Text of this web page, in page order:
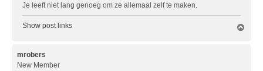
Je leeft niet lang genoeg om ze allemaal zelf te maken.
Show post links
mrobers
New Member